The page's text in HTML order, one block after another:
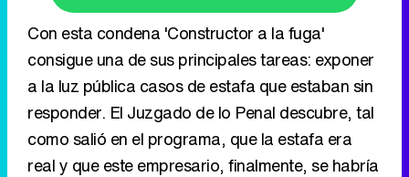
como salió en el programa, que la estafa era
real y que este empresario, finalmente, se habría
llevado casi 15.000 euros olvidándose de las
obras por valor de 52.110 euros contratadas.
El caso, que por fin parece tener resolución, no
pasó desapercibido para la audiencia del